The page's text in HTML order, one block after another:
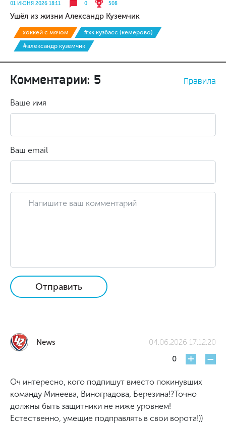
01 ИЮНЯ 2026 18:11 0 508
Ушёл из жизни Александр Куземчик
хоккей с мячом
#хк кузбасс (кемерово)
#александр куземчик
Комментарии: 5 Правила
Ваше имя
Ваш email
Отправить
News
04.06.2026 17:12:20
0
+ -
Оч интересно, кого подпишут вместо покинувших
команду Минеева, Виноградова, Березина!?Точно
должны быть защитники не ниже уровнем!
Естественно, умещие подправлять в свои ворота!))